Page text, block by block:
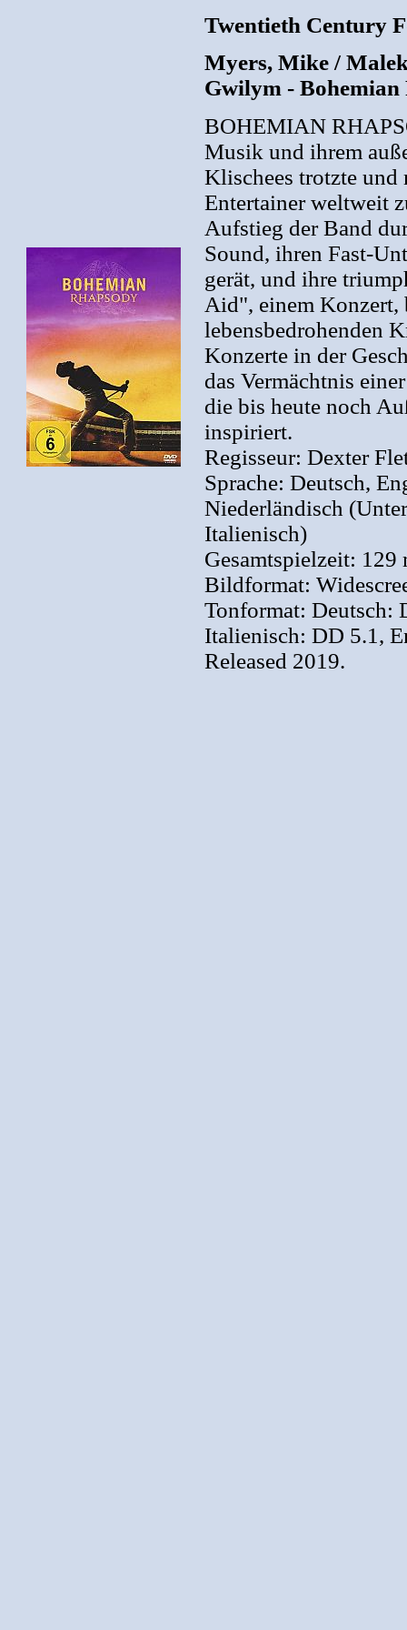
Twentieth Century
Myers, Mike /
Gwilym -
BOHEMIAN
Musik und ihrem
Klischees trotzte und
Entertainer weltweit
Aufstieg der Band
Sound, ihren Fast-
gerät, und ihre
Aid", einem Konzert,
lebensbedrohenden
Konzerte in der
das Vermächtnis
die bis heute noch
inspiriert.
Regisseur: Dexter
Sprache: Deutsch,
Niederländisch
Italienisch)
Gesamtspielzeit: 129
Bildformat:
Tonformat: Deutsch:
Italienisch: DD 5.1,
Released 2019.